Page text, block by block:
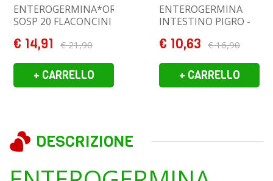
ENTEROGERMINA*ORALE
SOSP 20 FLACONCINI
€ 14,91 € 21,90
+ CARRELLO
ENTEROGERMINA
INTESTINO PIGRO -
€ 10,63 € 16,90
+ CARRELLO
DESCRIZIONE